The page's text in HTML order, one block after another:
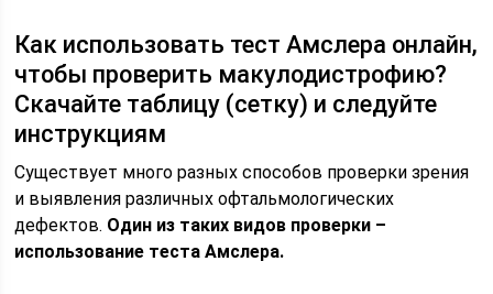
Как использовать тест Амслера онлайн,
чтобы проверить макулодистрофию?
Скачайте таблицу (сетку) и следуйте
инструкциям
Существует много разных способов проверки зрения
и выявления различных офтальмологических
дефектов. Один из таких видов проверки –
использование теста Амслера.